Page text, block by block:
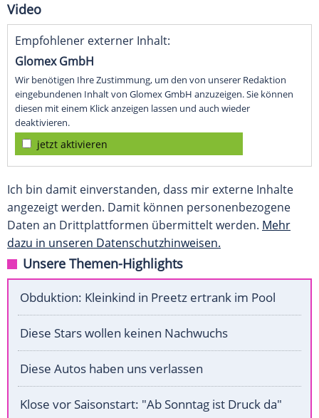
Video
Empfohlener externer Inhalt:
Glomex GmbH
Wir benötigen Ihre Zustimmung, um den von unserer Redaktion
eingebundenen Inhalt von Glomex GmbH anzuzeigen. Sie können
diesen mit einem Klick anzeigen lassen und auch wieder
deaktivieren.
jetzt aktivieren
Ich bin damit einverstanden, dass mir externe Inhalte
angezeigt werden. Damit können personenbezogene
Daten an Drittplattformen übermittelt werden. Mehr
dazu in unseren Datenschutzhinweisen.
Unsere Themen-Highlights
Obduktion: Kleinkind in Preetz ertrank im Pool
Diese Stars wollen keinen Nachwuchs
Diese Autos haben uns verlassen
Klose vor Saisonstart: "Ab Sonntag ist Druck da"